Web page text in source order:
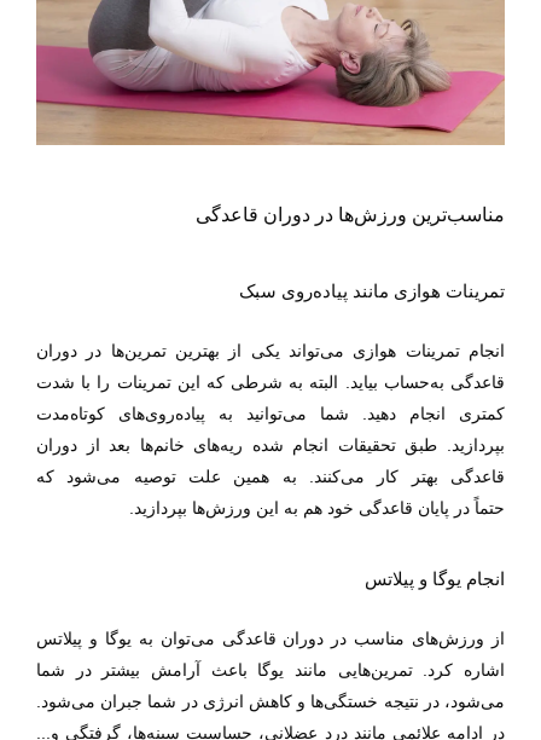
مناسب‌ترین ورزش‌ها در دوران قاعدگی
تمرینات هوازی مانند پیاده‌روی سبک
انجام تمرینات هوازی می‌تواند یکی از بهترین تمرین‌ها در دوران
قاعدگی به‌حساب بیاید. البته به شرطی که این تمرینات را با شدت
کمتری انجام دهید. شما می‌توانید به پیاده‌روی‌های کوتاه‌مدت
بپردازید. طبق تحقیقات انجام شده ریه‌های خانم‌ها بعد از دوران
قاعدگی بهتر کار می‌کنند.
به همین علت توصیه می‌شود که
حتماً در پایان قاعدگی خود هم به این ورزش‌ها بپردازید.
انجام یوگا و پیلاتس
از ورزش‌های مناسب در دوران قاعدگی می‌توان به یوگا و پیلاتس
اشاره کرد. تمرین‌هایی مانند یوگا باعث آرامش بیشتر در شما
می‌شود، در نتیجه خستگی‌ها و کاهش انرژی در شما جبران می‌شود.
در ادامه علائمی مانند درد عضلانی، حساسیت سینه‌ها، گرفتگی و...